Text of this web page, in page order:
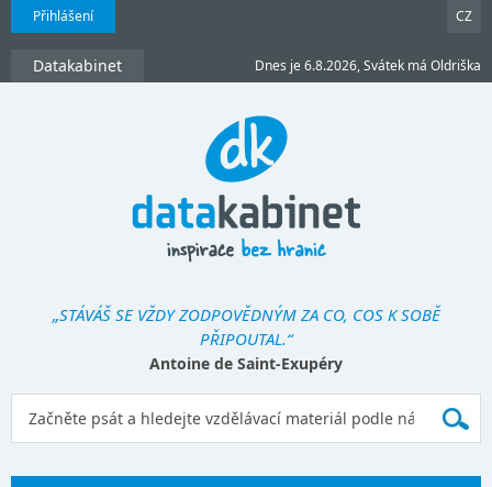
Přihlášení CZ
Datakabinet Dnes je 6.8.2026, Svátek má Oldriška
„STÁVÁŠ SE VŽDY ZODPOVĚDNÝM ZA CO, COS K SOBĚ
PŘIPOUTAL.“
Antoine de Saint-Exupéry